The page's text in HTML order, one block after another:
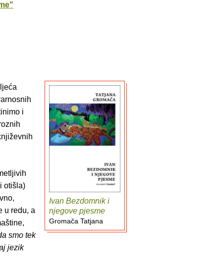
Ivan Bezdomnik i
njegove pjesme
Gromača Tatjana
i
otišla)
u redu, a
smo tek
jezik